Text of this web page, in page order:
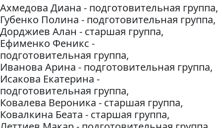
Ахмедова Диана - подготовительная группа,
Губенко Полина - подготовительная группа,
Дорджиев Алан - старшая группа,
Ефименко Феникс -
подготовительная группа,
Иванова Арина - подготовительная группа,
Исакова Екатерина -
подготовительная группа,
Ковалева Вероника - старшая группа,
Ковалкина Беата - старшая группа,